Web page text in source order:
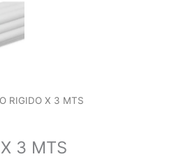
RIGIDO X 3 MTS
3 MTS